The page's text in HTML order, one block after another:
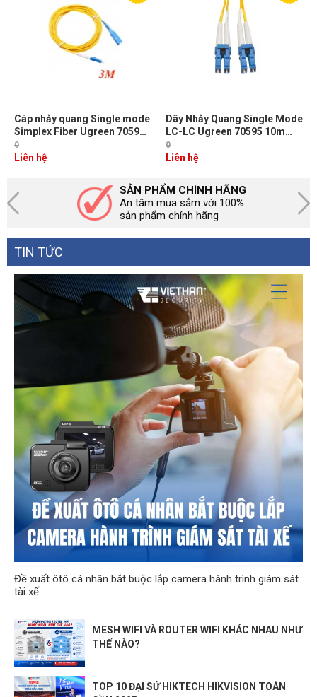
Cáp nhảy quang Single mode
Simplex Fiber Ugreen 70596
Dài 3M đầu LC-SC Màu Vàng
NW217
0
Liên hệ
Dây Nhảy Quang Single Mode
LC-LC Ugreen 70595 10m
Chuẩn UPC, Bước Sóng
1310/1550nm
0
Liên hệ
SẢN PHẨM CHÍNH HÃNG
An tâm mua sắm với 100%
sản phẩm chính hãng
TIN TỨC
Đề xuất ôtô cá nhân bắt buộc lắp camera hành trình giám sát
tài xế
MESH WIFI VÀ ROUTER WIFI KHÁC NHAU NHƯ
THẾ NÀO?
TOP 10 ĐẠI SỨ HIKTECH HIKVISION TOÀN